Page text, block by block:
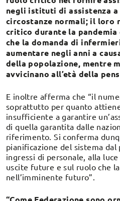
negli istituti di assistenza
circostanze normali; il loro
critico durante la pandemia
che la domanda di
aumentare negli anni a
della popolazione, mentre
avvicinano all’età della
E inoltre afferma che “il
soprattutto per quanto
insufficiente a garantire
di quella garantita dalle
riferimento. Si conferma
pianificazione del sistema
ingressi di personale, alla
uscite future e sul ruolo che
nell’imminente futuro”.